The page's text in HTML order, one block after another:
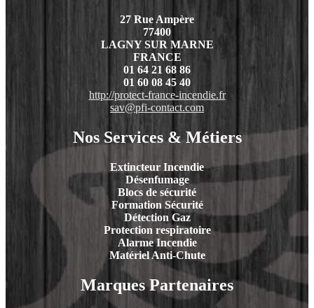
27 Rue Ampère
77400
LAGNY SUR MARNE
FRANCE
01 64 21 68 86
01 60 08 45 40
http://protect-france-incendie.fr
sav@pfi-contact.com
Nos Services & Métiers
Extincteur Incendie
Désenfumage
Blocs de sécurité
Formation Sécurité
Détection Gaz
Protection respiratoire
Alarme Incendie
Matériel Anti-Chute
Marques Partenaires